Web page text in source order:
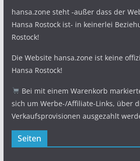
hansa.zone steht -außer dass der
Hansa Rostock ist- in keinerlei
Rostock!
Die Website hansa.zone ist keine
Hansa Rostock!
Bei mit einem Warenkorb
sich um Werbe-/Affiliate-Links, über
Verkaufsprovisionen ausgezahlt
Seiten